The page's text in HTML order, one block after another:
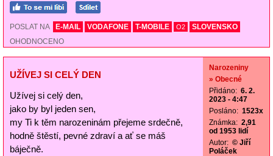
POSLAT NA E-MAIL VODAFONE T-MOBILE O2
SLOVENSKO
OHODNOCENO
UŽÍVEJ SI CELÝ DEN
Užívej si celý den,
jako by byl jeden sen,
my Ti k těm narozeninám přejeme srdečně,
hodně štěstí, pevné zdraví a ať se máš
báječně.
Narozeniny
» Obecné
Přidáno: 6. 2.
2023 - 4:47
Posláno: 1523x
Známka: 2,91
od 1953 lidí
Autor: © Jiří
Poláček